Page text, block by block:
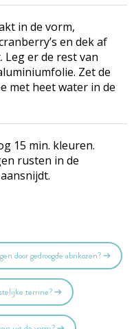
in de vorm,
en dek af
Leg er de rest van
Zet de
met heet water in de
15 min. kleuren.
rusten in de
door gedroogde abrikozen?
terrine?